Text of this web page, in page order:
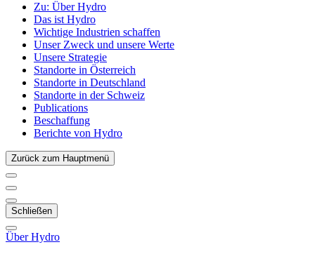
Zu: Über Hydro
Das ist Hydro
Wichtige Industrien schaffen
Unser Zweck und unsere Werte
Unsere Strategie
Standorte in Österreich
Standorte in Deutschland
Standorte in der Schweiz
Publications
Beschaffung
Berichte von Hydro
Zurück zum Hauptmenü
Schließen
Über Hydro